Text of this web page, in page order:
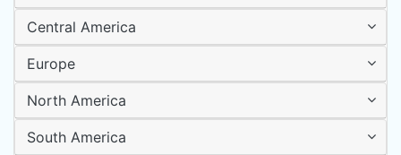
Central America
Europe
North America
South America